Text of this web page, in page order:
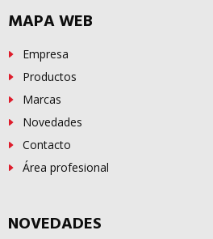
MAPA WEB
Empresa
Productos
Marcas
Novedades
Contacto
Área profesional
NOVEDADES